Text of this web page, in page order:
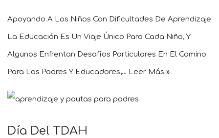
Apoyando A Los Niños Con Dificultades De Aprendizaje
La Educación Es Un Viaje Único Para Cada Niño, Y
Algunos Enfrentan Desafíos Particulares En El Camino.
Para Los Padres Y Educadores,… Leer Más »
Día Del TDAH